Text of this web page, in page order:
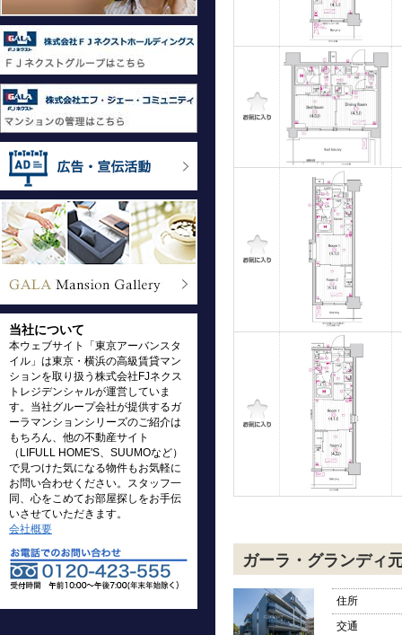
当社について
本ウェブサイト「東京アーバンスタ
イル」は東京・横浜の高級賃貸マン
ションを取り扱う株式会社FJネクス
トレジデンシャルが運営していま
す。当社グループ会社が提供するガ
ーラマンションシリーズのご紹介は
もちろん、他の不動産サイト
（LIFULL HOME'S、SUUMOなど）
で見つけた気になる物件もお気軽に
お問い合わせください。スタッフ一
同、心をこめてお部屋探しをお手伝
いさせていただきます。
会社概要
ガーラ・グランディ
住所
交通